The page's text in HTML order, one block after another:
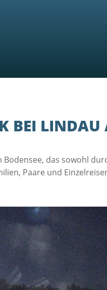
BEI LINDAU
das sowohl
Paare und